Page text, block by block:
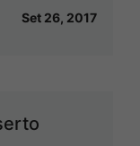
Set 26, 2017